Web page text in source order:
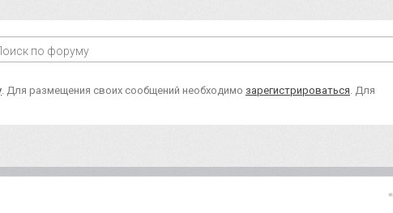
. Для размещения своих сообщений необходимо зарегистрироваться . Для